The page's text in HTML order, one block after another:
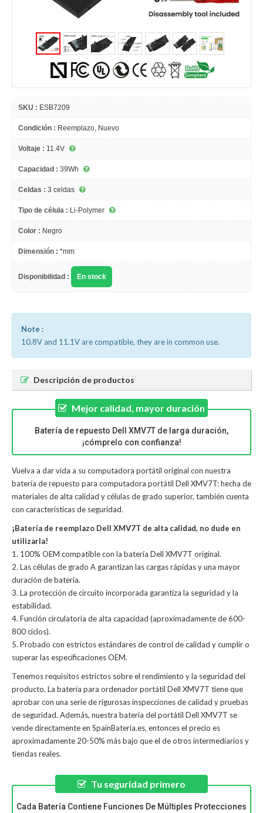
SKU : ESB7209
Condición : Reemplazo, Nuevo
Voltaje : 11.4V
Capacidad : 39Wh
Celdas : 3 celdas
Tipo de célula : Li-Polymer
Color : Negro
Dimensión : *mm
Disponibilidad : En stock
Note :
10.8V and 11.1V are compatible, they are in common use.
Descripción de productos
Mejor calidad, mayor duración
Batería de repuesto Dell XMV7T de larga duración,
¡cómprelo con confianza!
Vuelva a dar vida a su computadora portátil original con nuestra
batería de repuesto para computadora portátil Dell XMV7T: hecha de
materiales de alta calidad y células de grado superior, también cuenta
con características de seguridad.
¡Batería de reemplazo Dell XMV7T de alta calidad, no dude en
utilizarla!
1. 100% OEM compatible con la batería Dell XMV7T original.
2. Las células de grado A garantizan las cargas rápidas y una mayor
duración de batería.
3. La protección de circuito incorporada garantiza la seguridad y la
estabilidad.
4. Función circulatoria de alta capacidad (aproximadamente de 600-
800 ciclos).
5. Probado con estrictos estándares de control de calidad y cumplir o
superar las especificaciones OEM.
Tenemos requisitos estrictos sobre el rendimiento y la seguridad del
producto. La batería para ordenador portátil Dell XMV7T tiene que
aprobar con una serie de rigurosas inspecciones de calidad y pruebas
de seguridad. Además, nuestra batería del portátil Dell XMV7T se
vende directamente en SpainBateria.es, entonces el precio es
aproximadamente 20-50% más bajo que el de otros intermediarios y
tiendas reales.
Tu seguridad primero
Cada Batería Contiene Funciones De Múltiples Protecciones